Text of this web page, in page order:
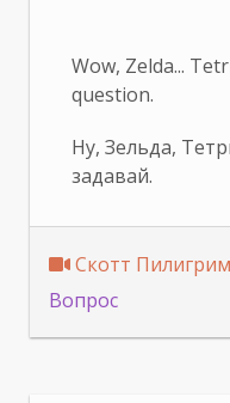
Wow, Zelda...
question.
Ну, Зельда,
задавай.
Скотт
Вопрос